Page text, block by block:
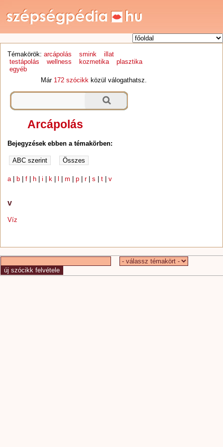
Témakörök: arcápolás smink
illat
testápolás
wellness kozmetika
plasztika
egyéb
Már 172 szócikk közül válogathatsz.
Arcápolás
Bejegyzések ebben a témakörben:
a| b |f h |i k |m |p |r|s |t |v
v
Víz